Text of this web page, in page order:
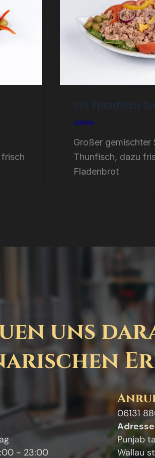
131 Thunfisch
admin
Großer gemischter
Thunfisch, dazu
Fladenbrot
uns
- 23:00
06131
Adresse
Punjab
Wallau